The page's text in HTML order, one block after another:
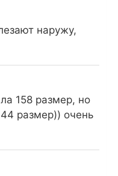
наружу,
158 размер, но
размер)) очень